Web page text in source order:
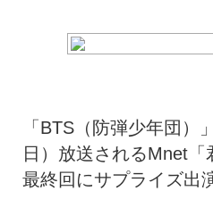
「BTS（防弾少年団）
日）放送されるMnet「
最終回にサプライズ出